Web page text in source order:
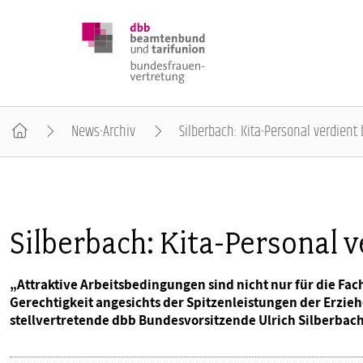
BUNDESTAGSWAHL 2025
POSITIONEN
News-Archiv Silberbach: Kita-Personal
Silberbach: Kita-Personal
„Attraktive Arbeitsbedingungen sind nicht nur für die
Gerechtigkeit angesichts der Spitzenleistungen der
stellvertretende dbb Bundesvorsitzende Ulrich Silberbach